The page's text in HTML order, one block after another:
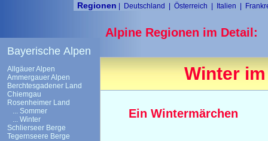
Regionen Deutschland Österreich Italien
Bayerische Alpen
Allgäuer Alpen
Ammergauer Alpen
Berchtesgadener Land
Chiemgau
Rosenheimer Land
... Sommer
... Winter
Schlierseer Berge
Tegernseere Berge
Alpine Regionen im Detail:
Winter
Ein Wintermärchen